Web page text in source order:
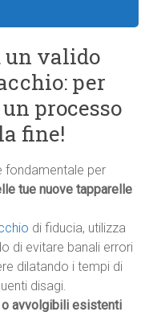
un valido
per
processo
fine!
fondamentale per
tue nuove tapparelle
di fiducia, utilizza
di evitare banali errori
dilatando i tempi di
disagi.
avvolgibili esistenti